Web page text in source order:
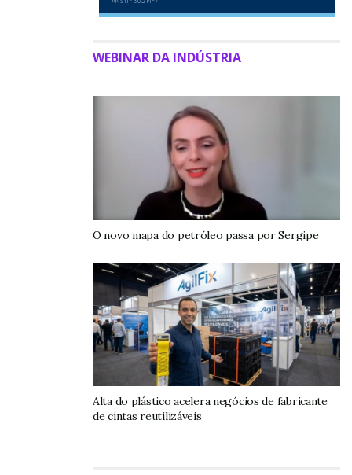
WEBINAR DA INDÚSTRIA
O novo mapa do petróleo passa por Sergipe
Alta do plástico acelera negócios de fabricante
de cintas reutilizáveis